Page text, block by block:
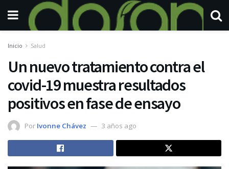
Inicio Salud
Un nuevo tratamiento contra el
covid-19 muestra resultados
positivos en fase de ensayo
Por Ivonne Chávez 3 años ago